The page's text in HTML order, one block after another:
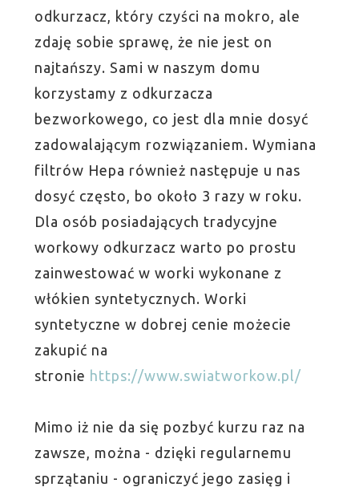
odkurzacz, który czyści na mokro, ale
zdaję sobie sprawę, że nie jest on
najtańszy. Sami w naszym domu
korzystamy z odkurzacza
bezworkowego, co jest dla mnie dosyć
zadowalającym rozwiązaniem. Wymiana
filtrów Hepa również następuje u nas
dosyć często, bo około 3 razy w roku.
Dla osób posiadających tradycyjne
workowy odkurzacz warto po prostu
zainwestować w worki wykonane z
włókien syntetycznych. Worki
syntetyczne w dobrej cenie możecie
zakupić na
stronie https://www.swiatworkow.pl/
Mimo iż nie da się pozbyć kurzu raz na
zawsze, można - dzięki regularnemu
sprzątaniu - ograniczyć jego zasięg i